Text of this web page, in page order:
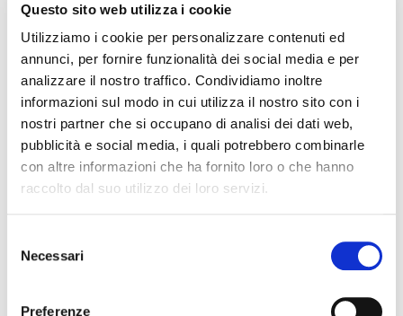
Questo sito web utilizza i cookie
Utilizziamo i cookie per personalizzare contenuti ed
annunci, per fornire funzionalità dei social media e per
analizzare il nostro traffico. Condividiamo inoltre
informazioni sul modo in cui utilizza il nostro sito con i
nostri partner che si occupano di analisi dei dati web,
pubblicità e social media, i quali potrebbero combinarle
con altre informazioni che ha fornito loro o che hanno
raccolto dal suo utilizzo dei loro servizi.
delNecessari
Preferenze